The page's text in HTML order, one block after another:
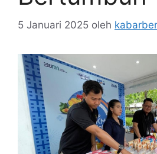
5 Januari 2025 oleh